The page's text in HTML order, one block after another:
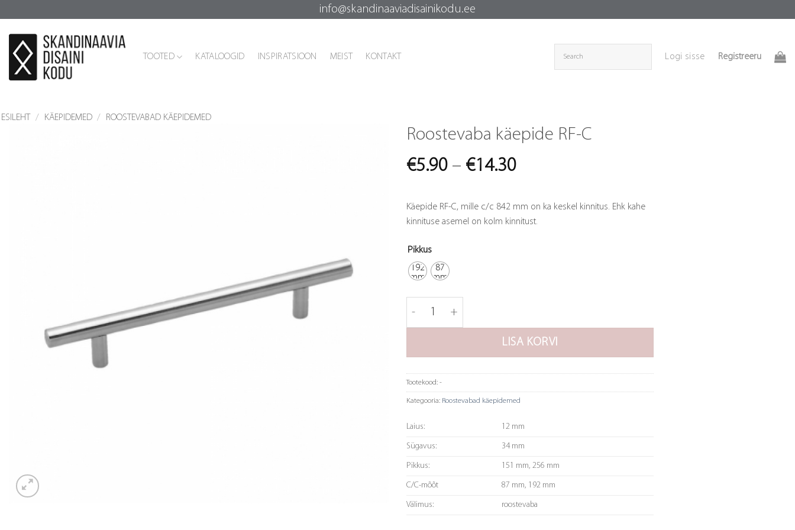
to
content
info@skandinaaviadisainikodu.ee
TOOTED KATALOOGID INSPIRATSIOON MEIST KONTAKT Logi sisse Registreeru
ESILEHT / KÄEPIDEMED / ROOSTEVABAD KÄEPIDEMED
Roostevaba käepide RF-C
€5.90 – €14.30Price
€5.90
through
Käepide RF-C, mille c/c 842 mm on ka keskel kinnitus. Ehk kahe
kinnituse asemel on kolm kinnitust.
Pikkus
192
mm
87
mm
Roostevaba käepide RF-C kogus
LISA KORVI
Tootekood: -
Kategooria: Roostevabad käepidemed
Laius: 12 mm
Sügavus: 34 mm
Pikkus: 151 mm, 256 mm
C/C-mõõt 87 mm, 192 mm
Välimus: roostevaba